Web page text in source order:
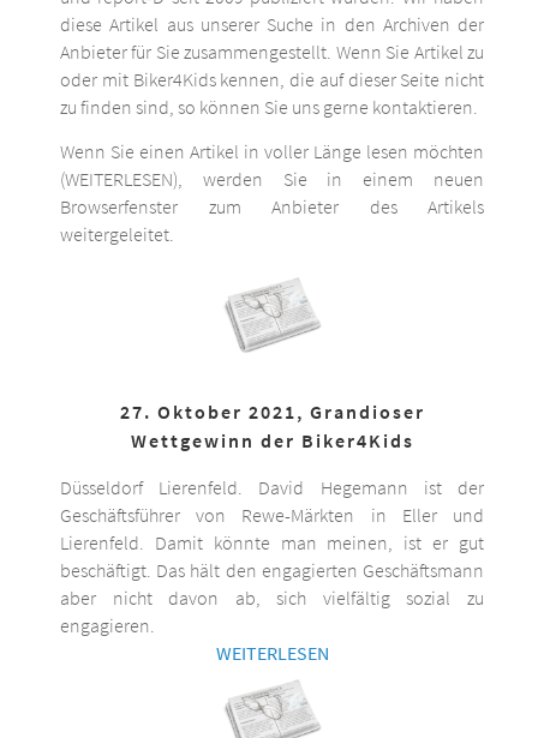
diese Artikel aus unserer Suche in den Archiven der
Anbieter für Sie zusammengestellt. Wenn Sie Artikel zu
oder mit Biker4Kids kennen, die auf dieser Seite nicht
zu finden sind, so können Sie uns gerne kontaktieren.
Wenn Sie einen Artikel in voller Länge lesen möchten
(WEITERLESEN), werden Sie in einem neuen
Browserfenster zum Anbieter des Artikels
weitergeleitet.
27. Oktober 2021, Grandioser
Wettgewinn der Biker4Kids
Düsseldorf Lierenfeld. David Hegemann ist der
Geschäftsführer von Rewe-Märkten in Eller und
Lierenfeld. Damit könnte man meinen, ist er gut
beschäftigt. Das hält den engagierten Geschäftsmann
aber nicht davon ab, sich vielfältig sozial zu
engagieren.
WEITERLESEN